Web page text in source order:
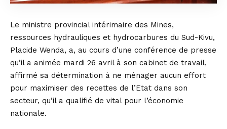
Le ministre provincial intérimaire des Mines,
ressources hydrauliques et hydrocarbures du Sud-Kivu,
Placide Wenda, a, au cours d’une conférence de presse
qu’il a animée mardi 26 avril à son cabinet de travail,
affirmé sa détermination à ne ménager aucun effort
pour maximiser des recettes de l’Etat dans son
secteur, qu’il a qualifié de vital pour l’économie
nationale.